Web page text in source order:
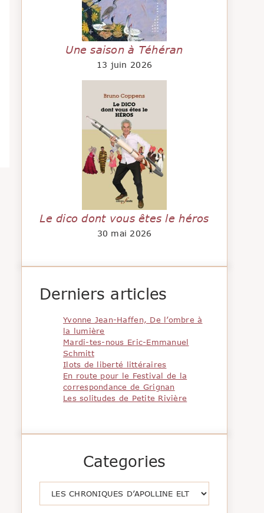
Une saison à Téhéran
13 juin 2026
Le dico dont vous êtes le héros
30 mai 2026
Derniers articles
Yvonne Jean-Haffen, De l’ombre à
la lumière
Mardi-tes-nous Eric-Emmanuel
Schmitt
Ilots de liberté littéraires
En route pour le Festival de la
correspondance de Grignan
Les solitudes de Petite Rivière
Categories